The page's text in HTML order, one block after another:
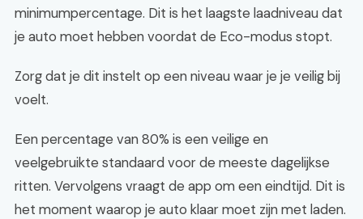
minimumpercentage. Dit is het laagste laadniveau dat
je auto moet hebben voordat de Eco-modus stopt.
Zorg dat je dit instelt op een niveau waar je je veilig bij
voelt.
Een percentage van 80% is een veilige en
veelgebruikte standaard voor de meeste dagelijkse
ritten. Vervolgens vraagt de app om een eindtijd. Dit is
het moment waarop je auto klaar moet zijn met laden.